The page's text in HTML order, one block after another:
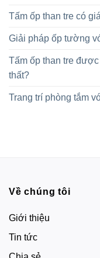
Tấm ốp than tre có
Giải pháp ốp tường
Tấm ốp than tre
thất?
Trang trí phòng tắm
Về chúng tôi
Giới thiệu
Tin tức